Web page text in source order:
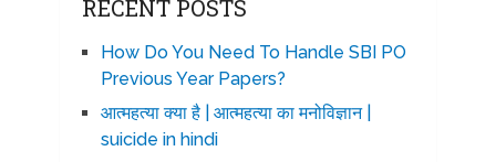
RECENT POSTS
How Do You Need To Handle SBI PO
Previous Year Papers?
आत्महत्या क्या है | आत्महत्या का मनोविज्ञान |
suicide in hindi